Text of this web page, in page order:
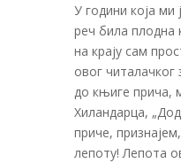
У години која ми
реч била плодна
на крају сам
овог
до књиге прича,
Хиландарца,
приче,
лепоту! Лепота